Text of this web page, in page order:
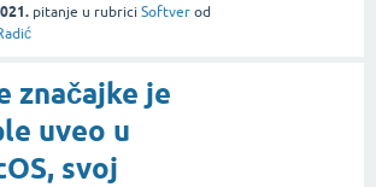
pitanje u rubrici Softver od
značajke je
uveo u
svoj